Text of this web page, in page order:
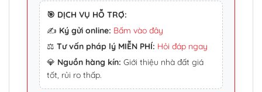
🎯 DỊCH VỤ HỖ TRỢ:
✍️ Ký gửi online: Bấm vào đây
⚖️ Tư vấn pháp lý MIỄN PHÍ: Hỏi đáp ngay
💎 Nguồn hàng kín: Giới thiệu nhà đất giá
tốt, rủi ro thấp.